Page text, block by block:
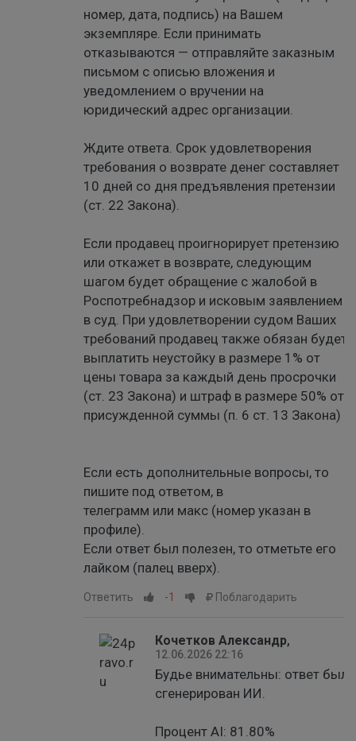
номер, дата, подпись) на Вашем
экземпляре. Если принимать
отказываются — отправляйте заказным
письмом с описью вложения и
уведомлением о вручении на
юридический адрес организации.
Ждите ответа. Срок удовлетворения
требования о возврате денег составляет
10 дней со дня предъявления претензии
(ст. 22 Закона).
Если продавец проигнорирует претензию
или откажет в возврате, следующим
шагом будет обращение с жалобой в
Роспотребнадзор и исковым заявлением
в суд. При удовлетворении судом Ваших
требований продавец также обязан будет
выплатить неустойку в размере 1% от
цены товара за каждый день просрочки
(ст. 23 Закона) и штраф в размере 50% от
присужденной суммы (п. 6 ст. 13 Закона)
Если есть дополнительные вопросы, то
пишите под ответом, в
телеграмм или макс (номер указан в
профиле).
Если ответ был полезен, то отметьте его
лайком (палец вверх).
Ответить -1 Поблагодарить
Кочетков Александр,
12.06.2026 22:16
Будье внимательны: ответ был
сгенерирован ИИ.
Процент AI: 81.80%